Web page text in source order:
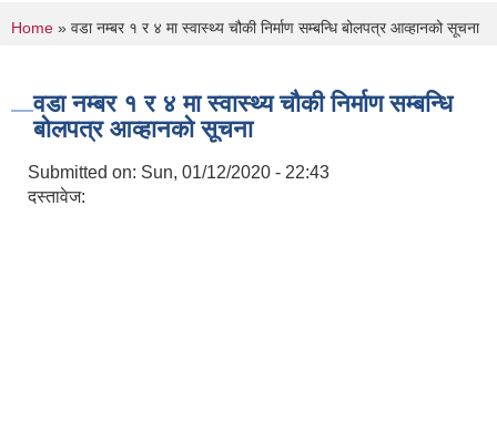
You are here
Home » वडा नम्बर १ र ४ मा स्वास्थ्य चौकी निर्माण सम्बन्धि बोलपत्र आव्हानको सूचना
वडा नम्बर १ र ४ मा स्वास्थ्य चौकी निर्माण सम्बन्धि
बोलपत्र आव्हानको सूचना
Submitted on: Sun, 01/12/2020 - 22:43
दस्तावेज: